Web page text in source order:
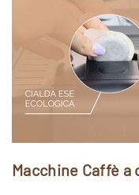
Macchine Caffè a